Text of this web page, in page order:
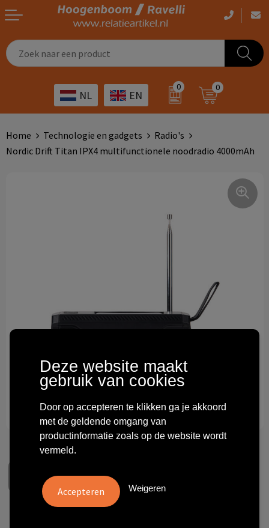
NL EN
0 0
Giveaways
Outdoor
Themageschenken
Werkkleding
Sportkleding
Outdoor artikelen bedrukken
Giveaways bedrukken
Transport
Horeca
Home Technologie en gadgets
Radio's
Nordic Drift Titan IPX4 multifunctionele noodradio 4000mAh
Deze website maakt
gebruik van cookies
Door op accepteren te klikken ga je akkoord
met de geldende omgang van
productinformatie zoals op de website wordt
vermeld.
Weigeren